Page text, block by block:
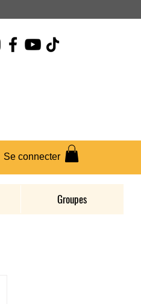
Se connecter
Groupes